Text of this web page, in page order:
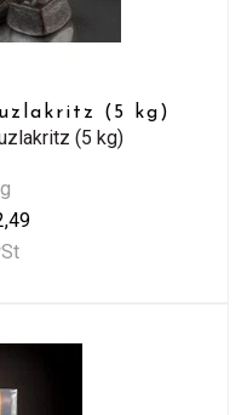
(5 kg)
(5 kg)